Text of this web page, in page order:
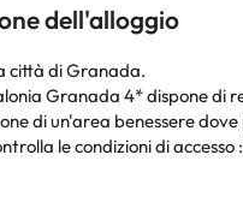
dell'alloggio
città di Granada.
Granada 4* dispone di
di un'area benessere
le condizioni di accesso
sono dotate di televisione,
tuo soggiorno per visitare